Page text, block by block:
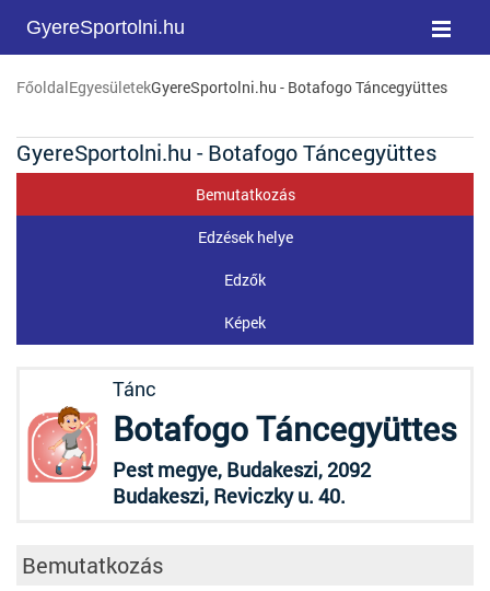
GyereSportolni.hu
FőoldalEgyesületekGyereSportolni.hu - Botafogo Táncegyüttes
GyereSportolni.hu - Botafogo Táncegyüttes
Bemutatkozás
Edzések helye
Edzők
Képek
Tánc
Botafogo Táncegyüttes
Pest megye, Budakeszi, 2092
Budakeszi, Reviczky u. 40.
Bemutatkozás